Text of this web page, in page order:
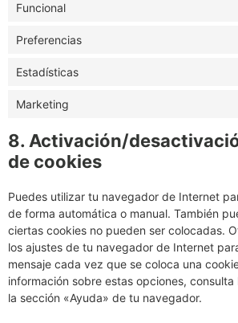
Funcional
Preferencias
Estadísticas
Marketing
8. Activación/
de cookies
Puedes utilizar tu navegador de Internet
de forma automática o manual. También
ciertas cookies no pueden ser colocadas.
los ajustes de tu navegador de Internet
mensaje cada vez que se coloca una
información sobre estas opciones,
la sección «Ayuda» de tu navegador.